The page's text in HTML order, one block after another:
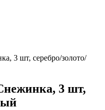
3 шт, серебро/золото/
3 шт,